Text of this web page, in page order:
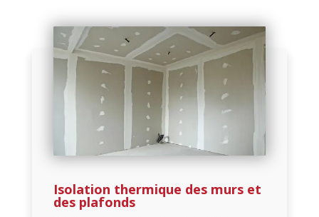
Isolation thermique des murs et
des plafonds